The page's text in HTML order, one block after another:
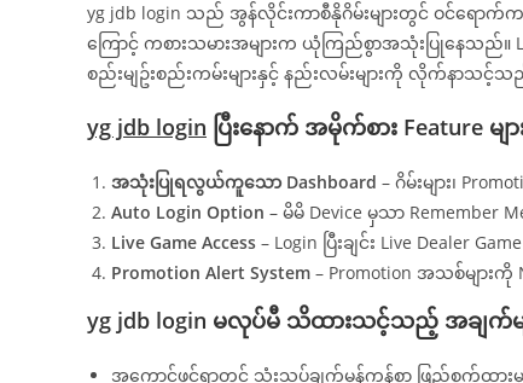
yg jdb login သည် အွန်လိုင်းကာစီနိုဂိမ်းများတွင် ဝင်ရောက်
ကြောင့် ကစားသမားအများက ယုံကြည်စွာအသုံးပြုနေသည်။
စည်းမျဥ်းစည်းကမ်းများနှင့် နည်းလမ်းများကို လိုက်နာသင့်သ
yg jdb login ပြီးနောက် အမိုက်စား Feature မျာ
အသုံးပြုရလွယ်ကူသော Dashboard – ဂိမ်းများ၊
Auto Login Option – မိမိ Device မှသာ Remember
Live Game Access – Login ပြီးချင်း Live Dealer
Promotion Alert System – Promotion အသစ်များ
yg jdb login မလုပ်မီ သိထားသင့်သည့် အချက်မ
အကောင့်ဖွင့်ရာတွင် သုံးသပ်ချက်မှန်ကန်စွာ ဖြည့်စွက်ထား